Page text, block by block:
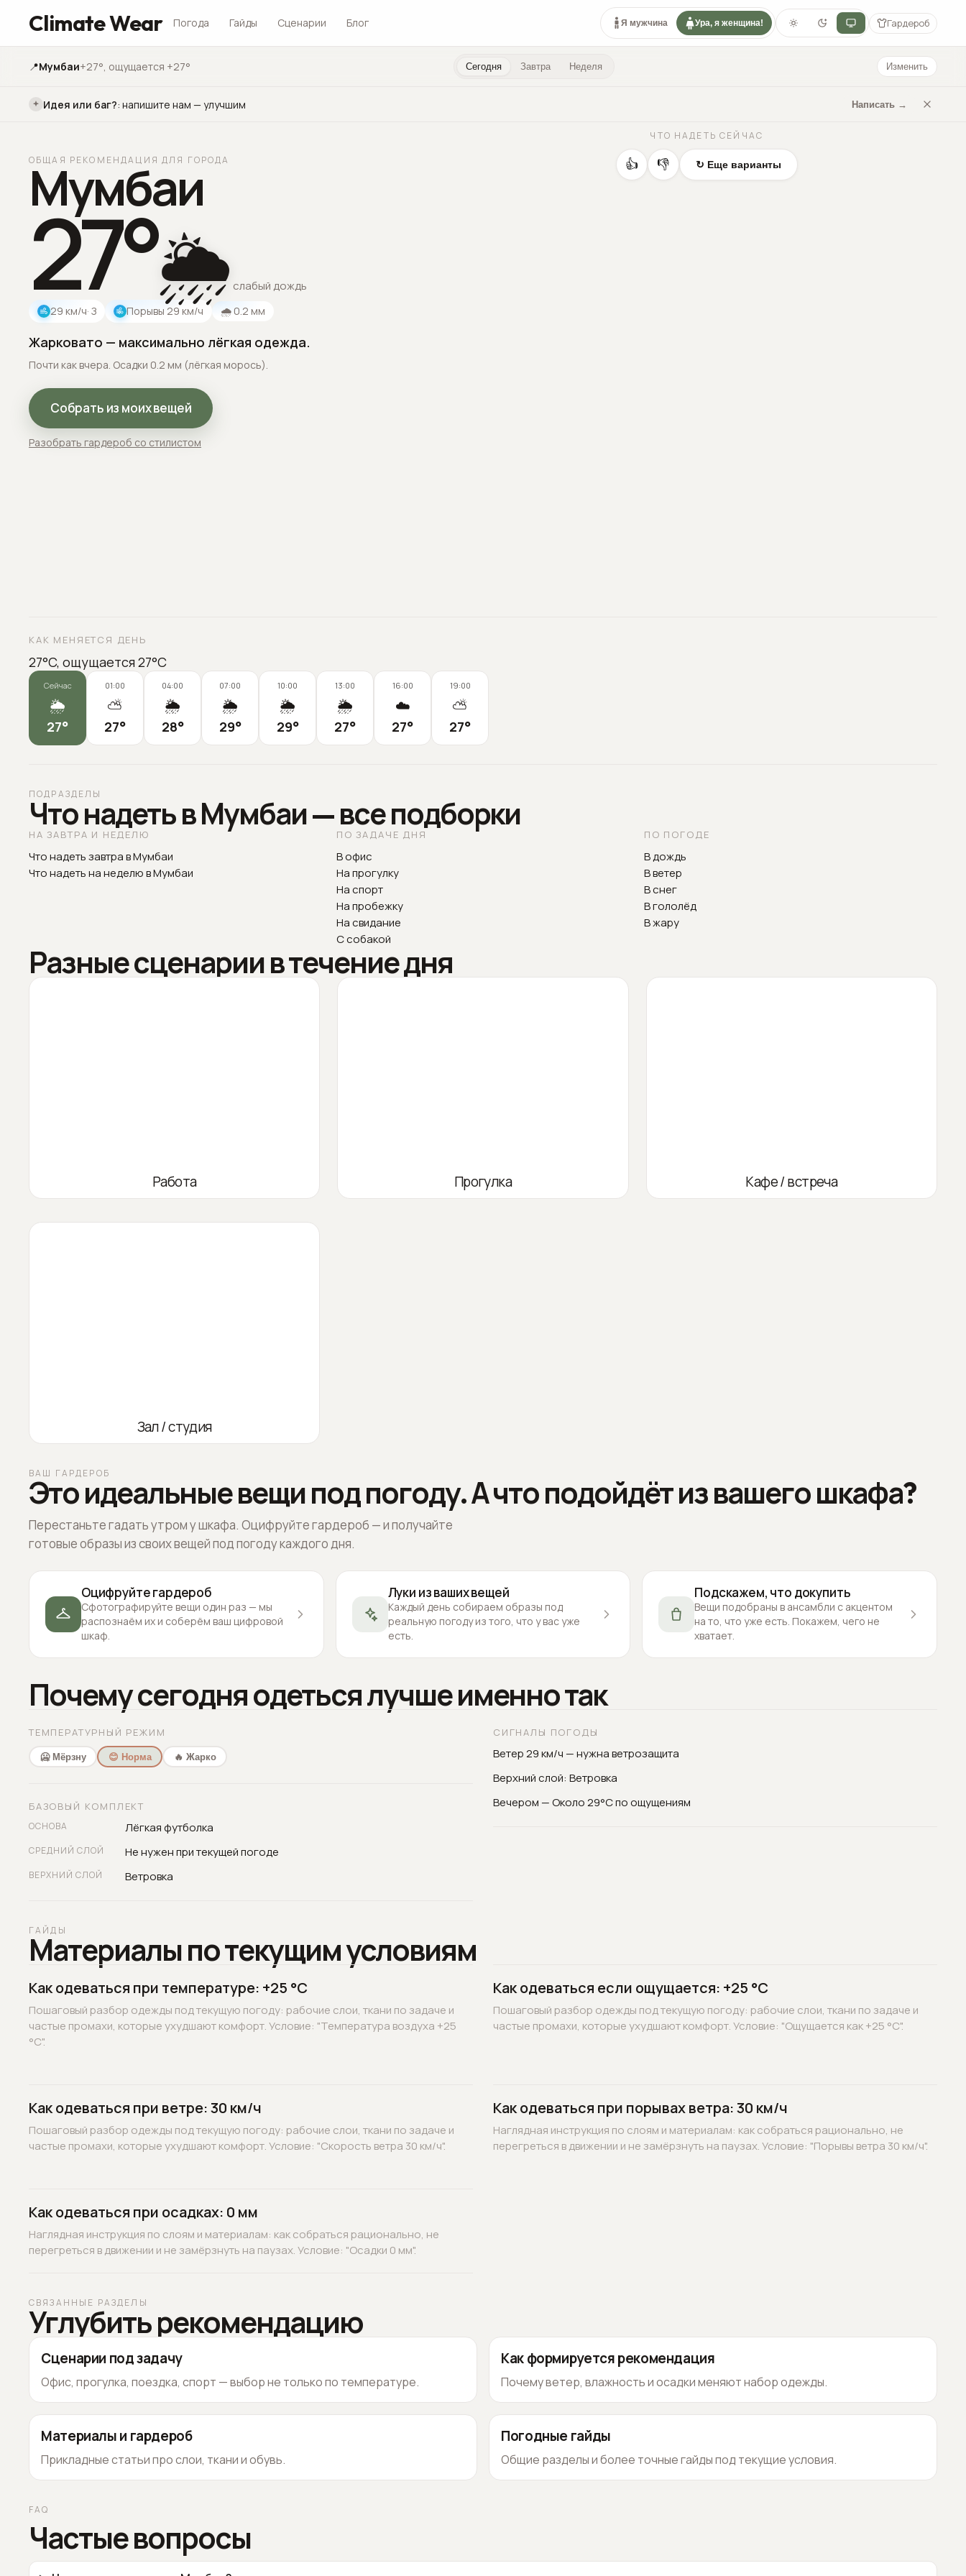
Climate Wear Погода Гайды Сценарии Блог Я мужчина Ура, я женщина! Гардероб
📍Мумбаи+27°, ощущается +27° Сегодня Завтра Неделя Изменить
Идея или баг?: напишите нам — улучшим Написать →
ОБЩАЯ РЕКОМЕНДАЦИЯ ДЛЯ ГОРОДА
Мумбаи
27°🌦️ слабый дождь
29 км/ч· З Порывы 29 км/ч 🌧0.2 мм
Жарковато — максимально лёгкая одежда.
Почти как вчера. Осадки 0.2 мм (лёгкая морось).
Собрать из моих вещей
Разобрать гардероб со стилистом
ЧТО НАДЕТЬ СЕЙЧАС
👍 👎 ↻ Еще варианты
КАК МЕНЯЕТСЯ ДЕНЬ
27°C, ощущается 27°C
Сейчас
🌦️
27°
01:00
⛅
27°
04:00
🌦️
28°
07:00
🌦️
29°
10:00
🌦️
29°
13:00
🌦️
27°
16:00
☁️
27°
19:00
⛅
27°
ПОДРАЗДЕЛЫ
Что надеть в Мумбаи — все подборки
НА ЗАВТРА И НЕДЕЛЮ
Что надеть завтра в Мумбаи
Что надеть на неделю в Мумбаи
ПО ЗАДАЧЕ ДНЯ
В офис
На прогулку
На спорт
На пробежку
На свидание
С собакой
ПО ПОГОДЕ
В дождь
В ветер
В снег
В гололёд
В жару
Разные сценарии в течение дня
Работа Прогулка Кафе / встреча
Зал / студия
ВАШ ГАРДЕРОБ
Это идеальные вещи под погоду. А что подойдёт из вашего шкафа?
Перестаньте гадать утром у шкафа. Оцифруйте гардероб — и получайте
готовые образы из своих вещей под погоду каждого дня.
Оцифруйте гардероб
Сфотографируйте вещи один раз — мы
распознаём их и соберём ваш цифровой
шкаф.
Луки из ваших вещей
Каждый день собираем образы под
реальную погоду из того, что у вас уже
есть.
Подскажем, что докупить
Вещи подобраны в ансамбли с акцентом
на то, что уже есть. Покажем, чего не
хватает.
Почему сегодня одеться лучше именно так
ТЕМПЕРАТУРНЫЙ РЕЖИМ
🥶 Мёрзну 😊 Норма 🔥 Жарко
БАЗОВЫЙ КОМПЛЕКТ
ОСНОВА Лёгкая футболка
СРЕДНИЙ СЛОЙ Не нужен при текущей погоде
ВЕРХНИЙ СЛОЙ Ветровка
СИГНАЛЫ ПОГОДЫ
Ветер 29 км/ч — нужна ветрозащита
Верхний слой: Ветровка
Вечером — Около 29°C по ощущениям
ГАЙДЫ
Материалы по текущим условиям
Как одеваться при температуре: +25 °C
Пошаговый разбор одежды под текущую погоду: рабочие слои, ткани по задаче и
частые промахи, которые ухудшают комфорт. Условие: "Температура воздуха +25
°C".
Как одеваться если ощущается: +25 °C
Пошаговый разбор одежды под текущую погоду: рабочие слои, ткани по задаче и
частые промахи, которые ухудшают комфорт. Условие: "Ощущается как +25 °C".
Как одеваться при ветре: 30 км/ч
Пошаговый разбор одежды под текущую погоду: рабочие слои, ткани по задаче и
частые промахи, которые ухудшают комфорт. Условие: "Скорость ветра 30 км/ч".
Как одеваться при порывах ветра: 30 км/ч
Наглядная инструкция по слоям и материалам: как собраться рационально, не
перегреться в движении и не замёрзнуть на паузах. Условие: "Порывы ветра 30 км/ч".
Как одеваться при осадках: 0 мм
Наглядная инструкция по слоям и материалам: как собраться рационально, не
перегреться в движении и не замёрзнуть на паузах. Условие: "Осадки 0 мм".
СВЯЗАННЫЕ РАЗДЕЛЫ
Углубить рекомендацию
Сценарии под задачу
Офис, прогулка, поездка, спорт — выбор не только по температуре.
Как формируется рекомендация
Почему ветер, влажность и осадки меняют набор одежды.
Материалы и гардероб
Прикладные статьи про слои, ткани и обувь.
Погодные гайды
Общие разделы и более точные гайды под текущие условия.
FAQ
Частые вопросы